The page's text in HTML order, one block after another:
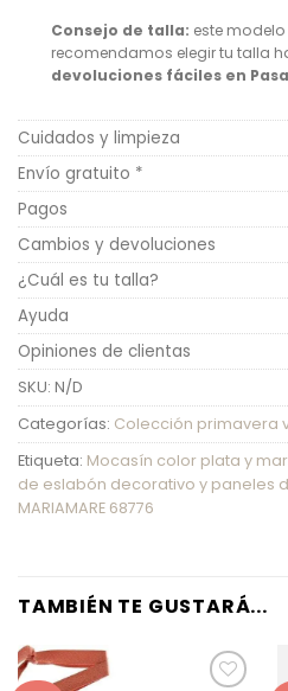
Consejo de talla: este modelo
recomendamos elegir tu talla
devoluciones fáciles en
Cuidados y limpieza
Envío gratuito *
Pagos
Cambios y devoluciones
¿Cuál es tu talla?
Ayuda
Opiniones de clientas
SKU: N/D
Categorías: Colección primavera
Etiqueta: Mocasín color plata y
de eslabón decorativo y paneles
MARIAMARE 68776
TAMBIÉN TE GUSTARÁ...